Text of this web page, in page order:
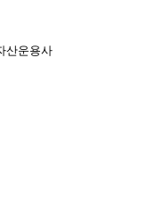
산운용사